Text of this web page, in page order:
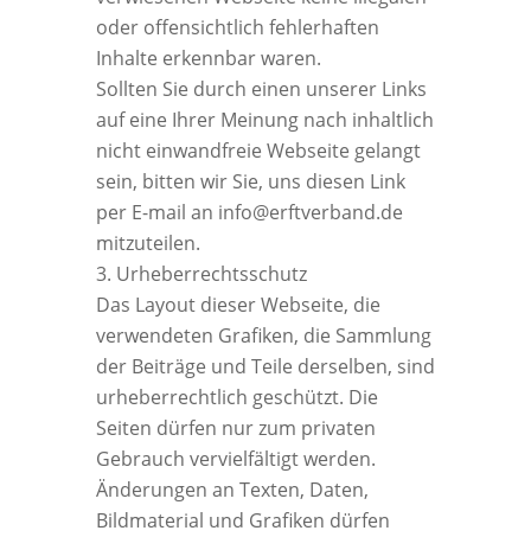
oder offensichtlich fehlerhaften
Inhalte erkennbar waren.
Sollten Sie durch einen unserer Links
auf eine Ihrer Meinung nach inhaltlich
nicht einwandfreie Webseite gelangt
sein, bitten wir Sie, uns diesen Link
per E-mail an info@erftverband.de
mitzuteilen.
Urheberrechtsschutz
Das Layout dieser Webseite, die
verwendeten Grafiken, die Sammlung
der Beiträge und Teile derselben, sind
urheberrechtlich geschützt. Die
Seiten dürfen nur zum privaten
Gebrauch vervielfältigt werden.
Änderungen an Texten, Daten,
Bildmaterial und Grafiken dürfen